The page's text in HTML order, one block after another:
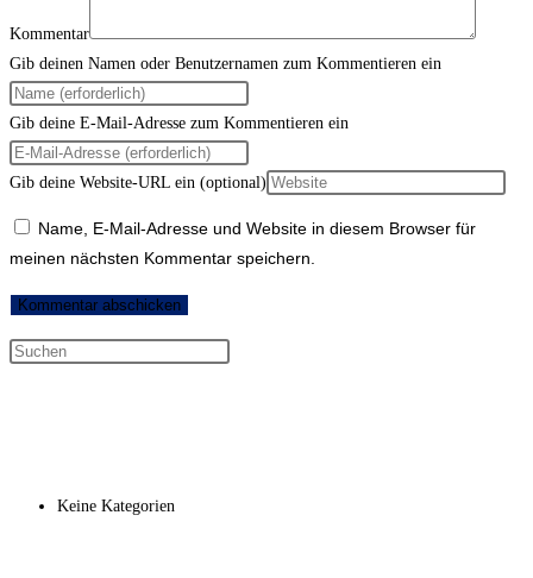
Kommentar
Gib deinen Namen oder Benutzernamen zum Kommentieren ein
Gib deine E-Mail-Adresse zum Kommentieren ein
Gib deine Website-URL ein (optional)
Name, E-Mail-Adresse und Website in diesem Browser für
meinen nächsten Kommentar speichern.
Keine Kategorien